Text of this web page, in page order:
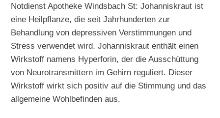
Notdienst Apotheke Windsbach St: Johanniskraut ist
eine Heilpflanze, die seit Jahrhunderten zur
Behandlung von depressiven Verstimmungen und
Stress verwendet wird. Johanniskraut enthält einen
Wirkstoff namens Hyperforin, der die Ausschüttung
von Neurotransmittern im Gehirn reguliert. Dieser
Wirkstoff wirkt sich positiv auf die Stimmung und das
allgemeine Wohlbefinden aus.